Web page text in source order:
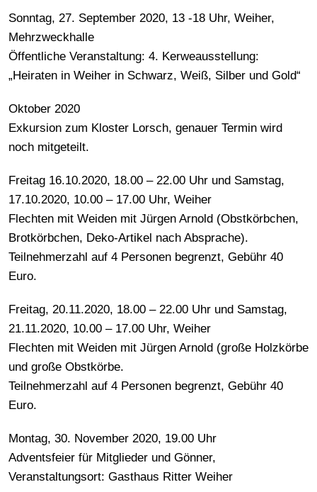
Sonntag, 27. September 2020, 13 -18 Uhr, Weiher,
Mehrzweckhalle
Öffentliche Veranstaltung: 4. Kerweausstellung:
„Heiraten in Weiher in Schwarz, Weiß, Silber und Gold“
Oktober 2020
Exkursion zum Kloster Lorsch, genauer Termin wird
noch mitgeteilt.
Freitag 16.10.2020, 18.00 – 22.00 Uhr und Samstag,
17.10.2020, 10.00 – 17.00 Uhr, Weiher
Flechten mit Weiden mit Jürgen Arnold (Obstkörbchen,
Brotkörbchen, Deko-Artikel nach Absprache).
Teilnehmerzahl auf 4 Personen begrenzt, Gebühr 40
Euro.
Freitag, 20.11.2020, 18.00 – 22.00 Uhr und Samstag,
21.11.2020, 10.00 – 17.00 Uhr, Weiher
Flechten mit Weiden mit Jürgen Arnold (große Holzkörbe
und große Obstkörbe.
Teilnehmerzahl auf 4 Personen begrenzt, Gebühr 40
Euro.
Montag, 30. November 2020, 19.00 Uhr
Adventsfeier für Mitglieder und Gönner,
Veranstaltungsort: Gasthaus Ritter Weiher